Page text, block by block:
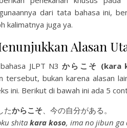
dari tata bahasa ini,
kalimatnya juga ya.
Alasan
JLPT N3からこそ (kara
tersebut, bukan karena alasan
ini. Berikut di bawah ini ada 5
たからこそ、今の自分がある。
shita kara koso, ima no jibun ga